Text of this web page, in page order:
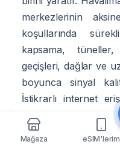
merkezlerinin
koşullarında
kapsama,
geçişleri, dağlar ve
boyunca sinyal
İstikrarlı internet
fazla önem taşıyor
halindeyken sürekli
buluyor, akış
Paylaş
Mağaza eSIM'lerim